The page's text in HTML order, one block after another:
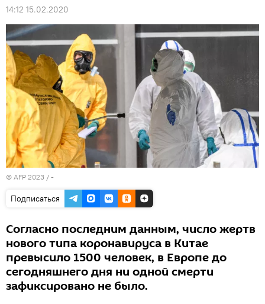
14:12 15.02.2020
© AFP 2023 / -
Подписаться
Согласно последним данным, число жертв
нового типа коронавируса в Китае
превысило 1500 человек, в Европе до
сегодняшнего дня ни одной смерти
зафиксировано не было.